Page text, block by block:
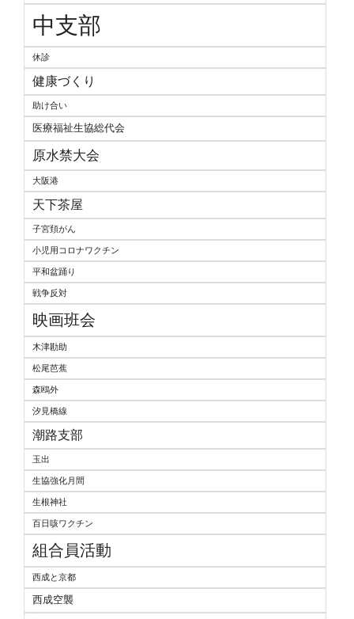
中支部
休診
健康づくり
助け合い
医療福祉生協総代会
原水禁大会
大阪港
天下茶屋
子宮頚がん
小児用コロナワクチン
平和盆踊り
戦争反対
映画班会
木津勘助
松尾芭蕉
森鴎外
汐見橋線
潮路支部
玉出
生協強化月間
生根神社
百日咳ワクチン
組合員活動
西成と京都
西成空襲